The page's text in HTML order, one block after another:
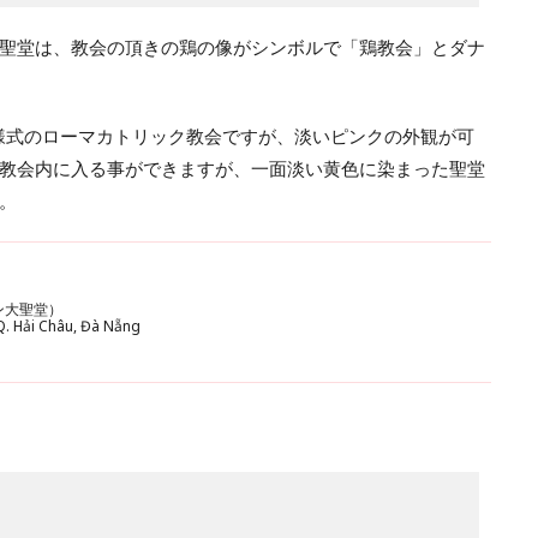
堂は、教会の頂きの鶏の像がシンボルで「鶏教会」とダナ
のローマカトリック教会ですが、淡いピンクの外観が可
会内に入る事ができますが、一面淡い黄色に染まった聖堂
聖堂）
Hải Châu, Đà Nẵng